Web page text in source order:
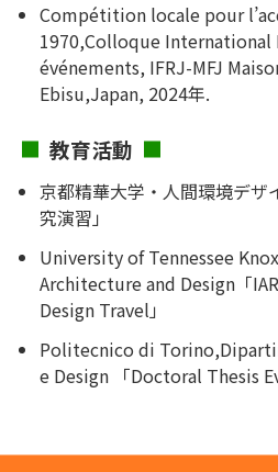
Compétition locale pour
1970,Colloque
événements, IFRJ-MFJ
Ebisu,Japan, 2024年.
教育活動
京都精華大学・人間環境デザ
究演習」
University of Tennessee
Architecture and Design「
Design Travel」
Politecnico di
e Design 「Doctoral Thesis